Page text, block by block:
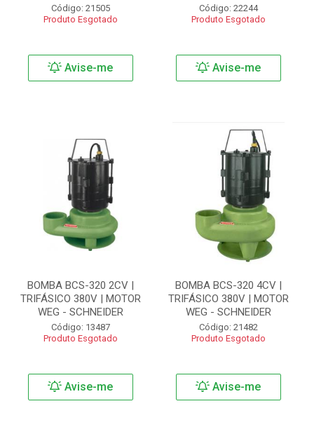
Código: 21505
Produto Esgotado
Avise-me
Código: 22244
Produto Esgotado
Avise-me
BOMBA BCS-320 2CV |
TRIFÁSICO 380V | MOTOR
WEG - SCHNEIDER
Código: 13487
Produto Esgotado
Avise-me
BOMBA BCS-320 4CV |
TRIFÁSICO 380V | MOTOR
WEG - SCHNEIDER
Código: 21482
Produto Esgotado
Avise-me